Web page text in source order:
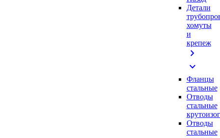
Детали
хомуты
и
крепеж
chevron_right
expand_more
Фланцы
стальные
Отводы
стальные
Отводы
стальные